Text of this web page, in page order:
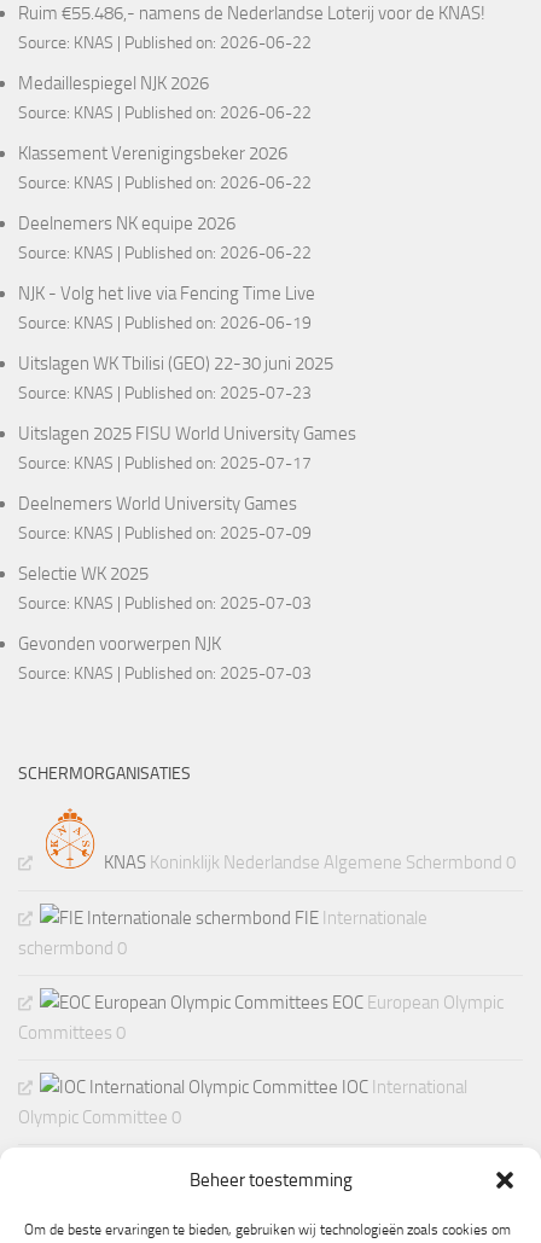
Beheer toestemming
Om de beste ervaringen te bieden, gebruiken wij technologieën zoals cookies om
Ruim €55.486,- namens de Nederlandse Loterij voor de KNAS!
Source: KNAS Published on: 2026-06-22
Medaillespiegel NJK 2026
Source: KNAS Published on: 2026-06-22
Klassement Verenigingsbeker 2026
Source: KNAS Published on: 2026-06-22
Deelnemers NK equipe 2026
Source: KNAS Published on: 2026-06-22
NJK - Volg het live via Fencing Time Live
Source: KNAS Published on: 2026-06-19
Uitslagen WK Tbilisi (GEO) 22-30 juni 2025
Source: KNAS Published on: 2025-07-23
Uitslagen 2025 FISU World University Games
Source: KNAS Published on: 2025-07-17
Deelnemers World University Games
Source: KNAS Published on: 2025-07-09
Selectie WK 2025
Source: KNAS Published on: 2025-07-03
Gevonden voorwerpen NJK
Source: KNAS Published on: 2025-07-03
SCHERMORGANISATIES
KNAS Koninklijk Nederlandse Algemene Schermbond 0
FIE Internationale
schermbond 0
EOC European Olympic
Committees 0
IOC International
Olympic Committee 0